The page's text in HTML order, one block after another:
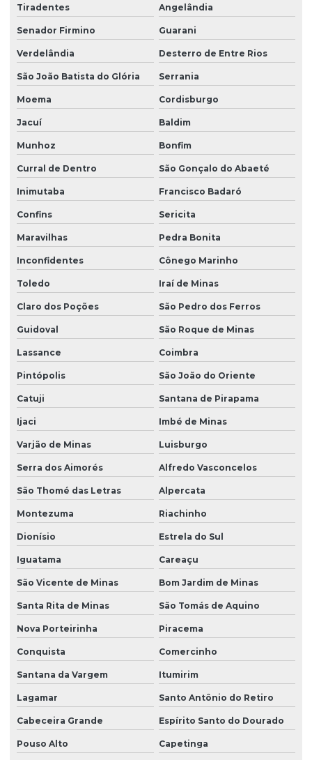
Tiradentes Angelândia
Senador Firmino Guarani
Verdelândia Desterro de Entre Rios
São João Batista do Glória Serrania
Moema Cordisburgo
Jacuí Baldim
Munhoz Bonfim
Curral de Dentro São Gonçalo do Abaeté
Inimutaba Francisco Badaró
Confins Sericita
Maravilhas Pedra Bonita
Inconfidentes Cônego Marinho
Toledo Iraí de Minas
Claro dos Poções São Pedro dos Ferros
Guidoval São Roque de Minas
Lassance Coimbra
Pintópolis São João do Oriente
Catuji Santana de Pirapama
Ijaci Imbé de Minas
Varjão de Minas Luisburgo
Serra dos Aimorés Alfredo Vasconcelos
São Thomé das Letras Alpercata
Montezuma Riachinho
Dionísio Estrela do Sul
Iguatama Careaçu
São Vicente de Minas Bom Jardim de Minas
Santa Rita de Minas São Tomás de Aquino
Nova Porteirinha Piracema
Conquista Comercinho
Santana da Vargem Itumirim
Lagamar Santo Antônio do Retiro
Cabeceira Grande Espírito Santo do Dourado
Pouso Alto Capetinga